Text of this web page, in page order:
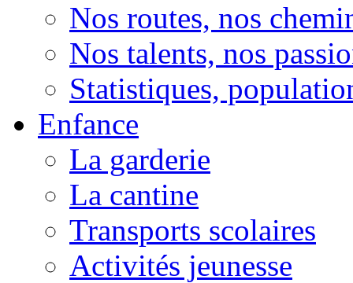
Nos routes, nos
Nos talents, nos
Statistiques,
Enfance
La garderie
La cantine
Transports scolaires
Activités jeunesse